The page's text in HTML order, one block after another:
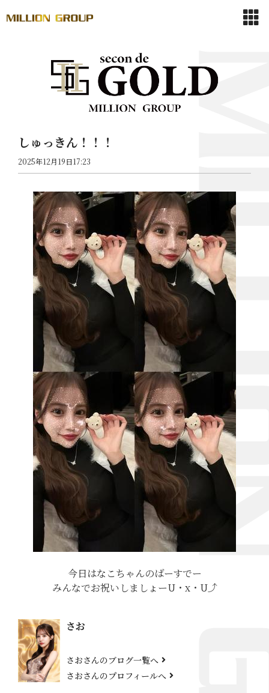
しゅっきん！！！
2025年12月19日17:23
今日はなこちゃんのばーすでー
みんなでお祝いしましょーU・x・U⤴︎
さお
さおさんのブログ一覧へ
さおさんのプロフィールへ